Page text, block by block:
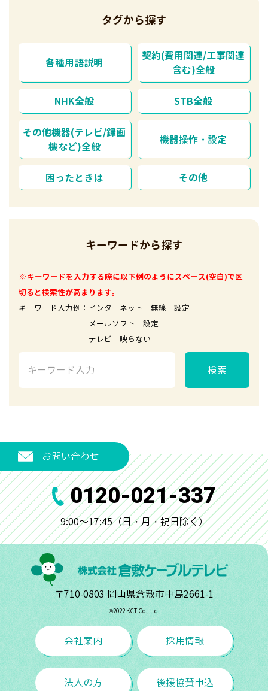
タグから探す
各種用語説明
契約(費用関連/工事関連
含む)全般
NHK全般 STB全般
その他機器(テレビ/録画
機など)全般
機器操作・設定
困ったときは その他
キーワードから探す
※キーワードを入力する際に以下例のようにスペース(空白)で区
切ると検索性が高まります。
キーワード入力例：インターネット 無線 設定
メールソフト 設定
テレビ 映らない
検索
お問い合わせ
0120-021-337
9:00～17:45（日・月・祝日除く）
〒710-0803 岡山県倉敷市中島2661-1
©︎2022 KCT Co.,Ltd.
会社案内 採用情報
法人の方 後援協賛申込